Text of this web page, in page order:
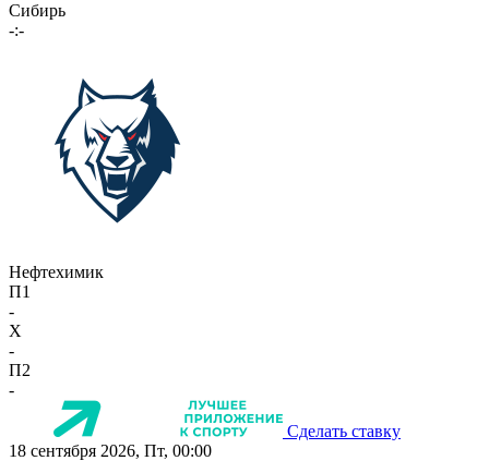
Сибирь
-:-
Нефтехимик
П1
-
X
-
П2
-
Сделать ставку
18 сентября 2026, Пт, 00:00